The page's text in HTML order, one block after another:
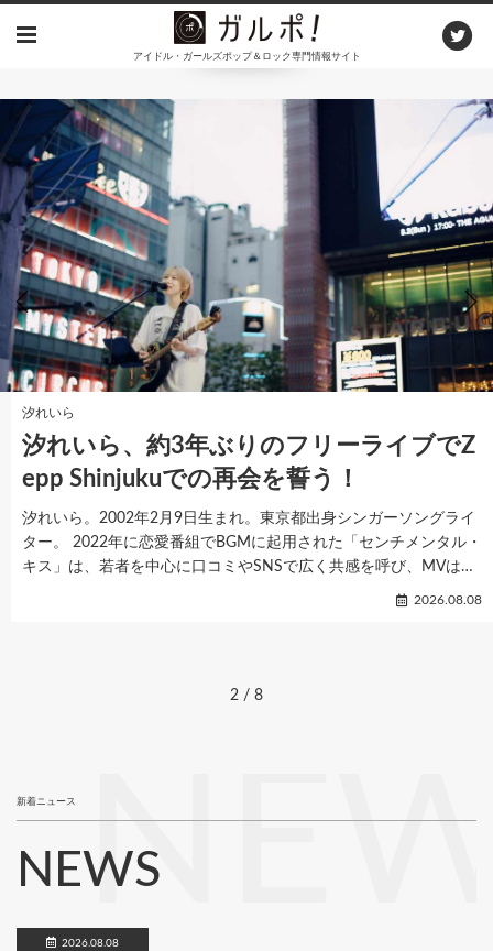
ン
に
移
アイドル・ガールズポップ＆ロック専門情報サイト
梶浦由記/FictionJunction、ASCA、SIREN starring IZUMI from SI-VIS
ドイツ「AnimagiC 2026」にて 5 年連続
「SACRA MUSIC FES.」開催！梶浦由記/…
ソニー・ミュージックレーベルズ内の独立レーベルSACRA MUSIC
が、グローバル展開を目的として開催する「SACRA MUSIC FES.」
を、今年もドイツ・マンハイムのアニメコンベンション「Anima…
2026.08.08
3 / 8
新着ニュース
NEWS
2026.08.08